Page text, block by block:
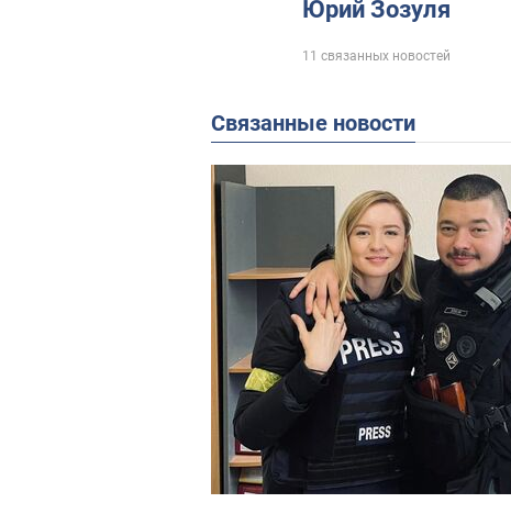
Юрий Зозуля
11 связанных новостей
Связанные новости